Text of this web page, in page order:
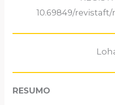
10.69849/revistaft/
RESUMO